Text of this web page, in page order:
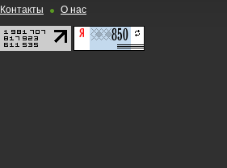
Контакты
О нас